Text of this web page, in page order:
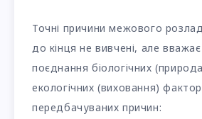
Точні причини межового
до кінця не вивчені, але
поєднання біологічних
екологічних (виховання)
передбачуваних причин: